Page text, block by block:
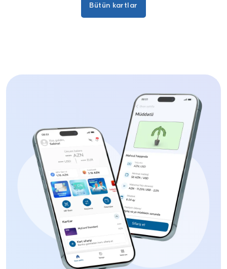
Bütün kartlar